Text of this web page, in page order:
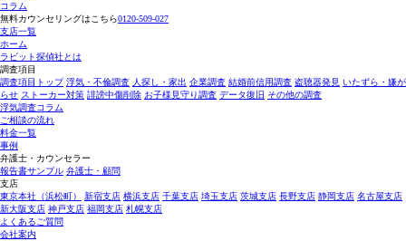
コラム
無料カウンセリングはこちら0120-509-027
支店一覧
ホーム
ラビット探偵社とは
調査項目
調査項目トップ 浮気・不倫調査 人探し・家出 企業調査 結婚前信用調査 盗聴器発見 いたずら・嫌が
らせ ストーカー対策 誹謗中傷削除 お子様見守り調査 データ復旧 その他の調査
浮気調査コラム
ご相談の流れ
料金一覧
事例
弁護士・カウンセラー
報告書サンプル 弁護士・顧問
支店
東京本社（浜松町）
新宿支店 横浜支店 千葉支店 埼玉支店 茨城支店 長野支店 静岡支店 名古屋支店
新大阪支店 神戸支店 福岡支店 札幌支店
よくあるご質問
会社案内